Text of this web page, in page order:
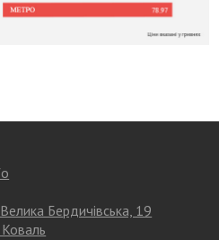
Бердичівська, 19